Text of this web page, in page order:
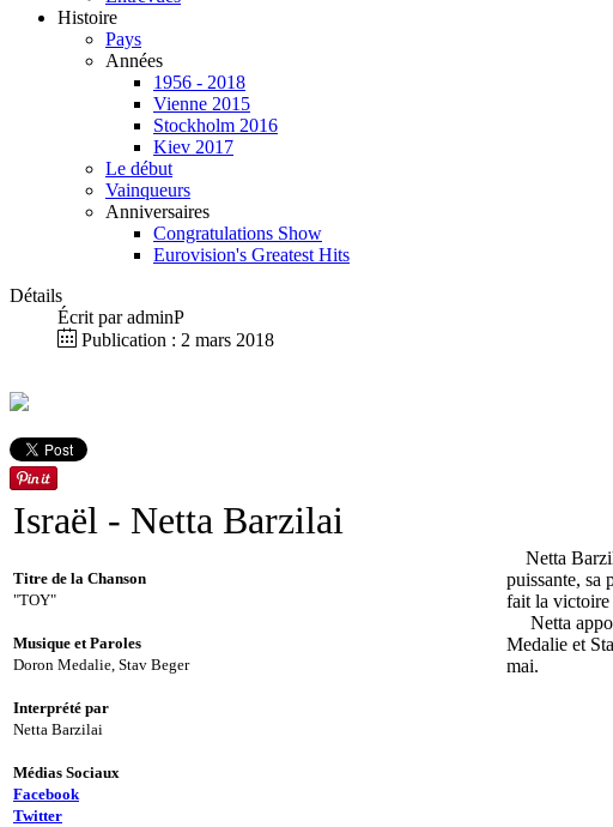
Histoire
Pays
Années
1956 - 2018
Vienne 2015
Stockholm 2016
Kiev 2017
Le début
Vainqueurs
Anniversaires
Congratulations Show
Eurovision's Greatest Hits
Détails
Écrit paradminP
Publication : 2 mars 2018
Israël - Netta Barzilai
Titre de la Chanson
"TOY"
Musique et Paroles
Doron Medalie, Stav Beger
Interprété par
Netta Barzilai
Médias Sociaux
Facebook
Twitter
Netta
puissante, sa
fait la victoire
Netta
Medalie et
mai.